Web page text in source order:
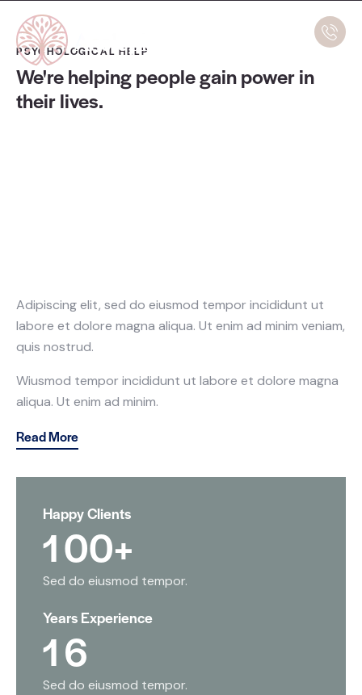
PSYCHOLOGICAL HELP
We're helping people gainpower in
their lives.
Adipiscing elit, sed do eiusmod tempor incididunt ut
labore et dolore magna aliqua. Ut enim ad minim veniam,
quis nostrud.
Wiusmod tempor incididunt ut labore et dolore magna
aliqua. Ut enim ad minim.
Read More
Happy Clients
100+
Sed do eiusmod tempor.
Years Experience
16
Sed do eiusmod tempor.